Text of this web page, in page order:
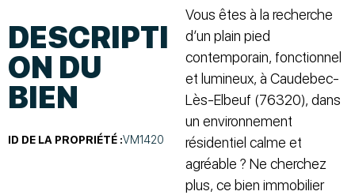
DESCRIPTI
ON DU
BIEN
ID DE LA PROPRIÉTÉ :VM1420
Vous êtes à la recherche
d’un plain pied
contemporain, fonctionnel
et lumineux, à Caudebec-
Lès-Elbeuf (76320), dans
un environnement
résidentiel calme et
agréable ? Ne cherchez
plus, ce bien immobilier